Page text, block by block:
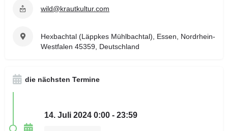
wild@krautkultur.com
Hexbachtal (Läppkes Mühlbachtal), Essen, Nordrhein-
Westfalen 45359, Deutschland
die nächsten Termine
14. Juli 2024 0:00 - 23:59